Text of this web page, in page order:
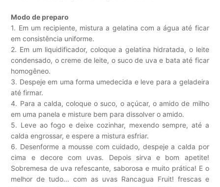
Modo de preparo
1. Em um recipiente, mistura a gelatina com a água até ficar
em consistência uniforme.
2. Em um liquidificador, coloque a gelatina hidratada, o leite
condensado, o creme de leite, o suco de uva e bata até ficar
homogêneo.
3. Despeje em uma forma umedecida e leve para a geladeira
até firmar.
4. Para a calda, coloque o suco, o açúcar, o amido de milho
em uma panela e misture bem para dissolver o amido.
5. Leve ao fogo e deixe cozinhar, mexendo sempre, até a
calda engrossar, e espere a mistura esfriar.
6. Desenforme a mousse com cuidado, despeje a calda por
cima e decore com uvas. Depois sirva e bom apetite!
Sobremesa de uva refescante, saborosa e muito prática! E o
melhor de tudo... com as uvas Rancagua Fruit! frescas e